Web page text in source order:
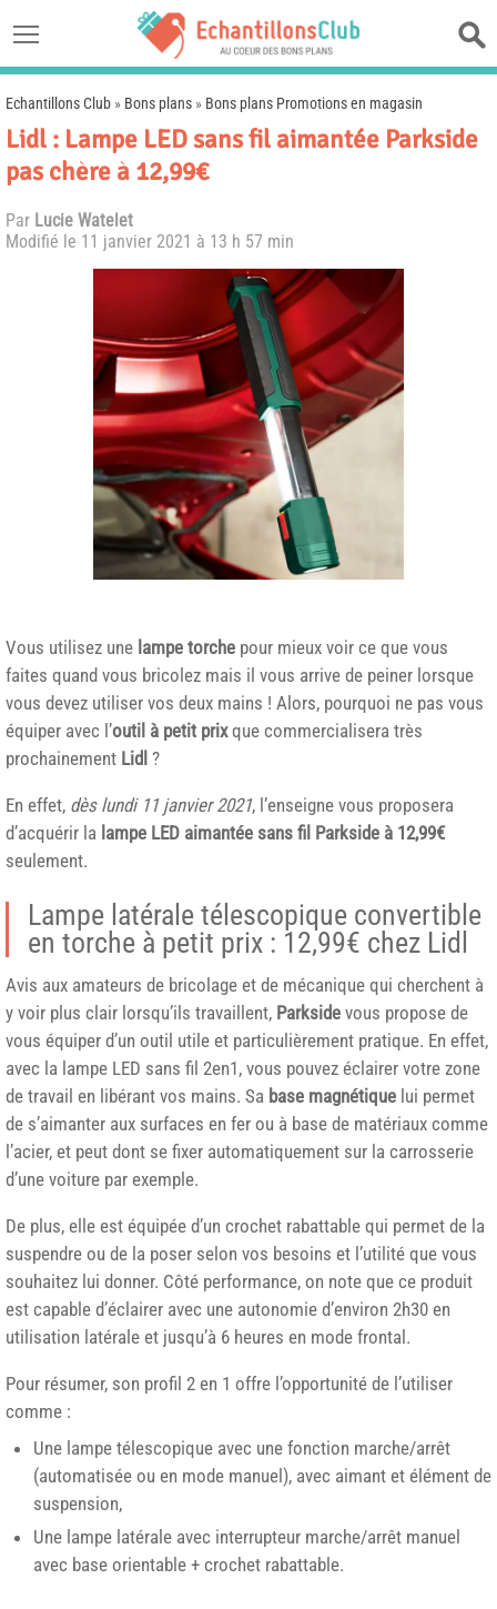
Echantillons Club » Bons plans » Bons plans Promotions en magasin
Lidl : Lampe LED sans fil aimantée Parkside
pas chère à 12,99€
Par Lucie Watelet
Modifié le 11 janvier 2021 à 13 h 57 min
Vous utilisez une lampe torche pour mieux voir ce que vous
faites quand vous bricolez mais il vous arrive de peiner lorsque
vous devez utiliser vos deux mains ! Alors, pourquoi ne pas vous
équiper avec l’outil à petit prixque commercialisera très
prochainement Lidl ?
En effet, dès lundi 11 janvier 2021, l’enseigne vous proposera
d’acquérir la lampe LED aimantée sans fil Parkside à 12,99€
seulement.
Lampe latérale télescopique convertible
en torche à petit prix : 12,99€ chez Lidl
Avis aux amateurs de bricolage et de mécanique qui cherchent à
y voir plus clair lorsqu’ils travaillent, Parkside vous propose de
vous équiper d’un outil utile et particulièrement pratique. En effet,
avec la lampe LED sans fil 2en1, vous pouvez éclairer votre zone
de travail en libérant vos mains. Sa base magnétique lui permet
de s’aimanter aux surfaces en fer ou à base de matériaux comme
l’acier, et peut dont se fixer automatiquement sur la carrosserie
d’une voiture par exemple.
De plus, elle est équipée d’un crochet rabattable qui permet de la
suspendre ou de la poser selon vos besoins et l’utilité que vous
souhaitez lui donner. Côté performance, on note que ce produit
est capable d’éclairer avec une autonomie d’environ 2h30 en
utilisation latérale et jusqu’à 6 heures en mode frontal.
Pour résumer, son profil 2 en 1 offre l’opportunité de l’utiliser
comme :
Une lampe télescopique avec une fonction marche/arrêt
(automatisée ou en mode manuel), avec aimant et élément de
suspension,
Une lampe latérale avec interrupteur marche/arrêt manuel
avec base orientable + crochet rabattable.